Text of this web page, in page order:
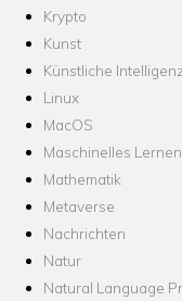
Krypto
Kunst
Künstliche
Linux
MacOS
Maschinelles Lernen
Mathematik
Metaverse
Nachrichten
Natur
Natural Language